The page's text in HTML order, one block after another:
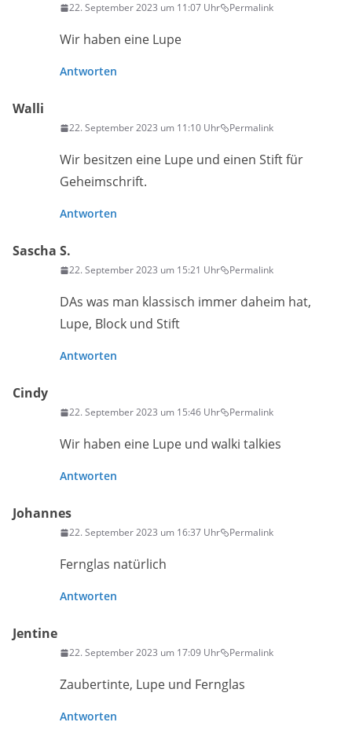
22. September 2023 um 11:07 Uhr Permalink
Wir haben eine Lupe
Antworten
Walli
22. September 2023 um 11:10 Uhr Permalink
Wir besitzen eine Lupe und einen Stift für
Geheimschrift.
Antworten
Sascha S.
22. September 2023 um 15:21 Uhr Permalink
DAs was man klassisch immer daheim hat,
Lupe, Block und Stift
Antworten
Cindy
22. September 2023 um 15:46 Uhr Permalink
Wir haben eine Lupe und walki talkies
Antworten
Johannes
22. September 2023 um 16:37 Uhr Permalink
Fernglas natürlich
Antworten
Jentine
22. September 2023 um 17:09 Uhr Permalink
Zaubertinte, Lupe und Fernglas
Antworten